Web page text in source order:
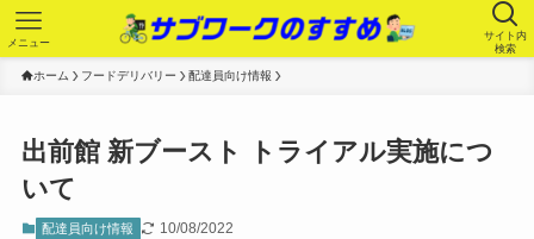
サイト内
検索
メニュー
ホーム フードデリバリー 配達員向け情報
出前館 新ブースト トライアル実施につ
いて
配達員向け情報 10/08/2022